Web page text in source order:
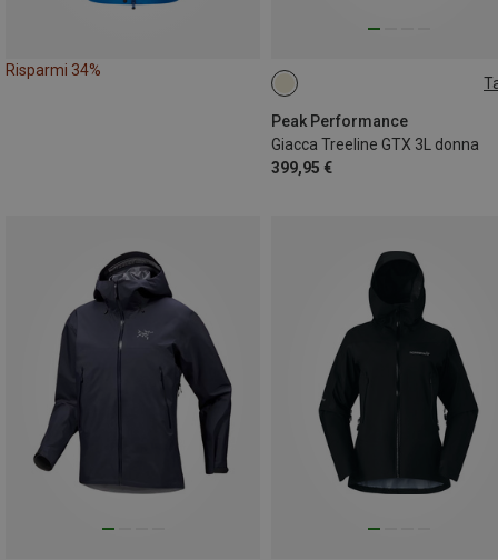
Risparmi 34%
Peak Performance
Giacca Treeline GTX 3L donna
399,95 €
S